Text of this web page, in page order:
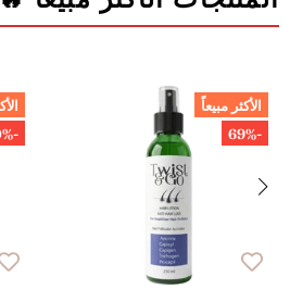
الأكثر مبيعاً
-69%
-50%